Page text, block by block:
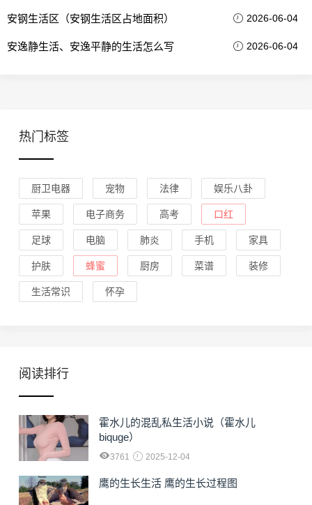
安钢生活区（安钢生活区占地面积） 2026-06-04
安逸静生活、安逸平静的生活怎么写 2026-06-04
热门标签
厨卫电器 宠物 法律 娱乐八卦
苹果 电子商务 高考 口红
足球 电脑 肺炎 手机 家具
护肤 蜂蜜 厨房 菜谱 装修
生活常识 怀孕
阅读排行
霍水儿的混乱私生活小说（霍水儿
biquge）
3761 2025-12-04
鹰的生长生活 鹰的生长过程图